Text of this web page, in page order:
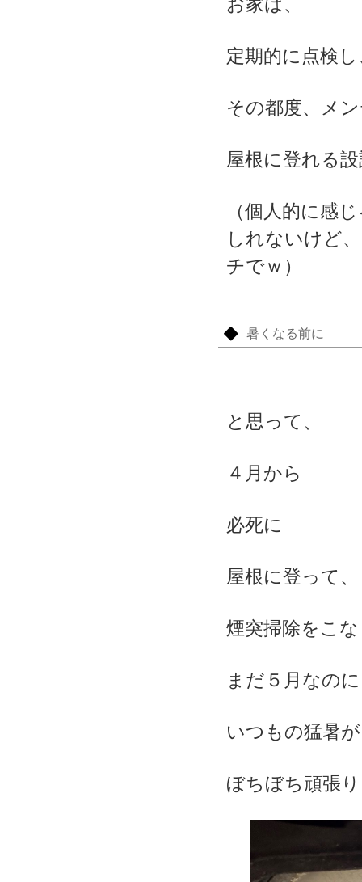
お家は、
定期的に点検し
その都度、メ
屋根に登れる
（個人的に感
しれないけど
チでｗ）
暑くなる前に
と思って、
４月から
必死に
屋根に登って、
煙突掃除をこ
まだ５月なのに
いつもの猛暑
ぼちぼち頑張